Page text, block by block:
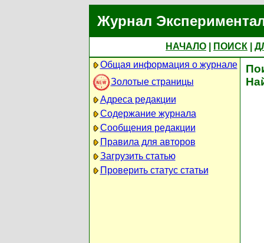
Журнал
НАЧАЛО ПОИСК
Общая информация о журнале
Золотые страницы
Адреса редакции
Содержание журнала
Сообщения редакции
Правила для авторов
Загрузить статью
Проверить статус статьи